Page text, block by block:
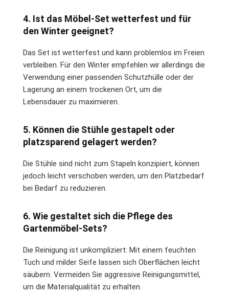
4. Ist das Möbel-Set wetterfest und für
den Winter geeignet?
Das Set ist wetterfest und kann problemlos im Freien
verbleiben. Für den Winter empfehlen wir allerdings die
Verwendung einer passenden Schutzhülle oder der
Lagerung an einem trockenen Ort, um die
Lebensdauer zu maximieren.
5. Können die Stühle gestapelt oder
platzsparend gelagert werden?
Die Stühle sind nicht zum Stapeln konzipiert, können
jedoch leicht verschoben werden, um den Platzbedarf
bei Bedarf zu reduzieren.
6. Wie gestaltet sich die Pflege des
Gartenmöbel-Sets?
Die Reinigung ist unkompliziert: Mit einem feuchten
Tuch und milder Seife lassen sich Oberflächen leicht
säubern. Vermeiden Sie aggressive Reinigungsmittel,
um die Materialqualität zu erhalten.